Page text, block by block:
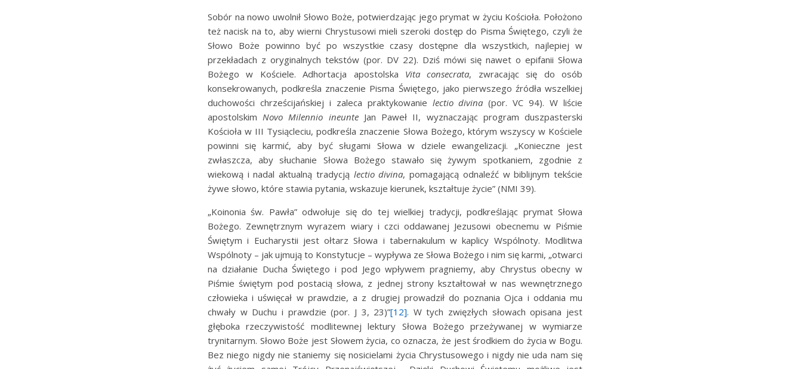
Sobór na nowo uwolnił Słowo Boże, potwierdzając jego prymat w życiu Kościoła. Położono
też nacisk na to, aby wierni Chrystusowi mieli szeroki dostęp do Pisma Świętego, czyli że
Słowo Boże powinno być po wszystkie czasy dostępne dla wszystkich, najlepiej w
przekładach z oryginalnych tekstów (por. DV 22). Dziś mówi się nawet o epifanii Słowa
Bożego w Kościele. Adhortacja apostolska Vita consecrata, zwracając się do osób
konsekrowanych, podkreśla znaczenie Pisma Świętego, jako pierwszego źródła wszelkiej
duchowości chrześcijańskiej i zaleca praktykowanie lectio divina (por. VC 94). W liście
apostolskim Novo Milennio ineunteJan Paweł II, wyznaczając program duszpasterski
Kościoła w III Tysiącleciu, podkreśla znaczenie Słowa Bożego, którym wszyscy w Kościele
powinni się karmić, aby być sługami Słowa w dziele ewangelizacji. „Konieczne jest
zwłaszcza, aby słuchanie Słowa Bożego stawało się żywym spotkaniem, zgodnie z
wiekową i nadal aktualną tradycją lectio divina, pomagającą odnaleźć w biblijnym tekście
żywe słowo, które stawia pytania, wskazuje kierunek, kształtuje życie” (NMI 39).
„Koinonia św. Pawła” odwołuje się do tej wielkiej tradycji, podkreślając prymat Słowa
Bożego. Zewnętrznym wyrazem wiary i czci oddawanej Jezusowi obecnemu w Piśmie
Świętym i Eucharystii jest ołtarz Słowa i tabernakulum w kaplicy Wspólnoty. Modlitwa
Wspólnoty – jak ujmują to Konstytucje – wypływa ze Słowa Bożego i nim się karmi, „otwarci
na działanie Ducha Świętego i pod Jego wpływem pragniemy, aby Chrystus obecny w
Piśmie świętym pod postacią słowa, z jednej strony kształtował w nas wewnętrznego
człowieka i uświęcał w prawdzie, a z drugiej prowadził do poznania Ojca i oddania mu
chwały w Duchu i prawdzie (por. J 3, 23)”[12]. W tych zwięzłych słowach opisana jest
głęboka rzeczywistość modlitewnej lektury Słowa Bożego przeżywanej w wymiarze
trynitarnym. Słowo Boże jest Słowem życia, co oznacza, że jest środkiem do życia w Bogu.
Bez niego nigdy nie staniemy się nosicielami życia Chrystusowego i nigdy nie uda nam się